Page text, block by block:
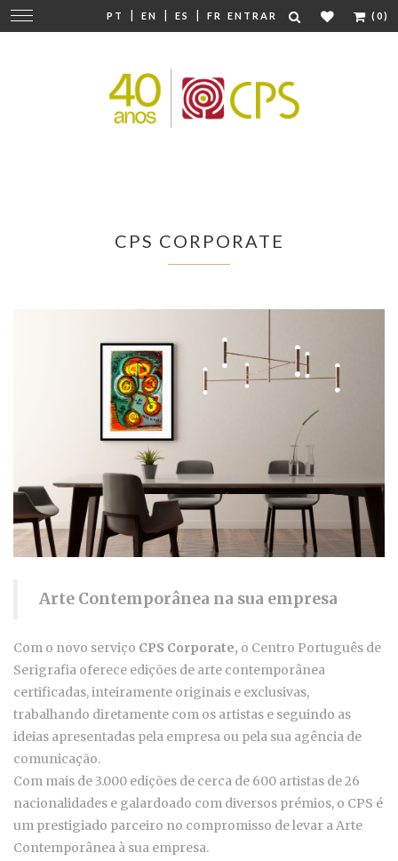
PT | EN | ES | FR ENTRAR (0)
Mudar
navegação
CPS CORPORATE
Arte Contemporânea na sua empresa
Com o novo serviço CPS Corporate, o Centro Português de
Serigrafia oferece edições de arte contemporânea
certificadas, inteiramente originais e exclusivas,
trabalhando diretamente com os artistas e seguindo as
ideias apresentadas pela empresa ou pela sua agência de
comunicação.
Com mais de 3.000 edições de cerca de 600 artistas de 26
nacionalidades e galardoado com diversos prémios, o CPS é
um prestigiado parceiro no compromisso de levar a Arte
Contemporânea à sua empresa.